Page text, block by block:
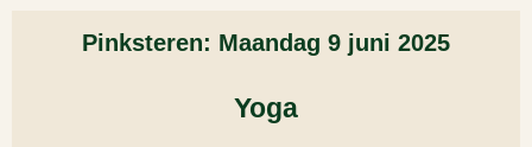
Pinksteren: Maandag 9 juni 2025
Yoga